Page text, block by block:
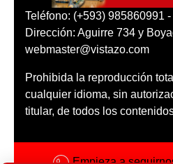
Teléfono: (+593) 985860991 -
Dirección: Aguirre 734 y
webmaster@vistazo.com
Prohibida la reproducción
cualquier idioma, sin
titular, de todos los